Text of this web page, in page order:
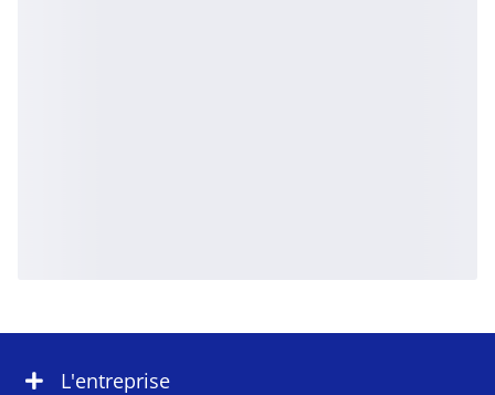
L'entreprise